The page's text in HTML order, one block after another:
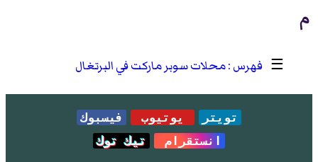
م
☰ محلات سوبر ماركت في البرتغال
تويتر يوتيوب
فيسبوك
انستقرام
تيك توك